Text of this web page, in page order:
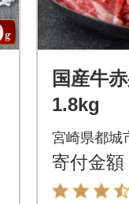
国産牛
1.8kg
宮崎県都城
寄付金額